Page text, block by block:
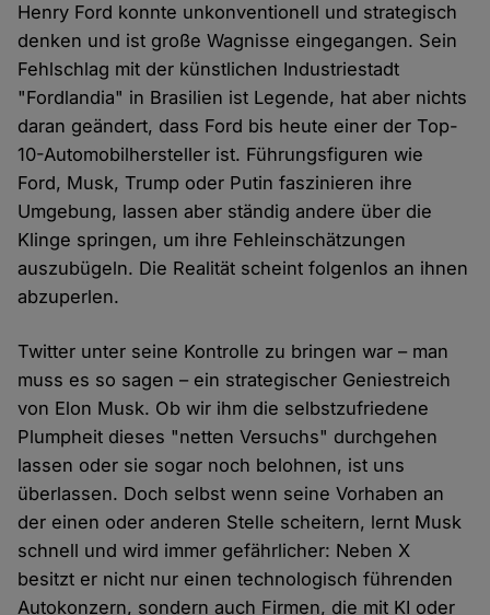
Henry Ford konnte unkonventionell und strategisch
denken und ist große Wagnisse eingegangen. Sein
Fehlschlag mit der künstlichen Industriestadt
"Fordlandia" in Brasilien ist Legende, hat aber nichts
daran geändert, dass Ford bis heute einer der Top-
10-Automobilhersteller ist. Führungsfiguren wie
Ford, Musk, Trump oder Putin faszinieren ihre
Umgebung, lassen aber ständig andere über die
Klinge springen, um ihre Fehleinschätzungen
auszubügeln. Die Realität scheint folgenlos an ihnen
abzuperlen.
Twitter unter seine Kontrolle zu bringen war – man
muss es so sagen – ein strategischer Geniestreich
von Elon Musk. Ob wir ihm die selbstzufriedene
Plumpheit dieses "netten Versuchs" durchgehen
lassen oder sie sogar noch belohnen, ist uns
überlassen. Doch selbst wenn seine Vorhaben an
der einen oder anderen Stelle scheitern, lernt Musk
schnell und wird immer gefährlicher: Neben X
besitzt er nicht nur einen technologisch führenden
Autokonzern, sondern auch Firmen, die mit KI oder